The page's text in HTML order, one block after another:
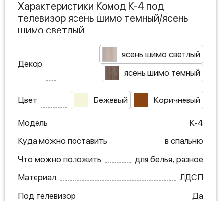
Характеристики Комод К-4 под
телевизор ясень шимо темный/ясень
шимо светлый
Декор
ясень шимо светлый
ясень шимо темный
Цвет Бежевый Коричневый
Модель
К-4
Куда можно поставить
в спальню
Что можно положить
для белья, разное
Материал
ЛДСП
Под телевизор
Да